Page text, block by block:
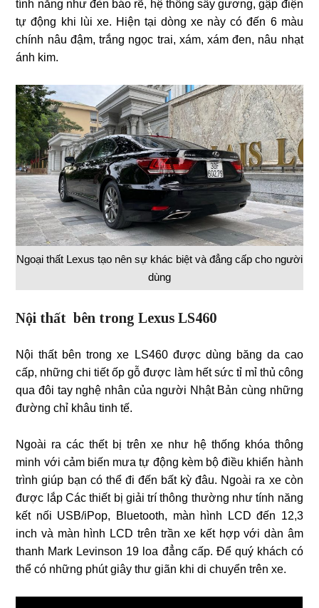
tính năng như đèn báo rẽ, hệ thống sấy gương, gập điện
tự động khi lùi xe. Hiện tại dòng xe này có đến 6 màu
chính nâu đậm, trắng ngọc trai, xám, xám đen, nâu nhạt
ánh kim.
Ngoại thất Lexus tạo nên sự khác biệt và đẳng cấp cho người
dùng
Nội thất bên trong Lexus LS460
Nội thất bên trong xe LS460 được dùng băng da cao
cấp, những chi tiết ốp gỗ được làm hết sức tỉ mỉ thủ công
qua đôi tay nghệ nhân của người Nhật Bản cùng những
đường chỉ khâu tinh tế.
Ngoài ra các thết bị trên xe như hệ thống khóa thông
minh với cảm biến mưa tự động kèm bộ điều khiển hành
trình giúp bạn có thể đi đến bất kỳ đâu. Ngoài ra xe còn
được lắp Các thiết bị giải trí thông thường như tính năng
kết nối USB/iPop, Bluetooth, màn hình LCD đến 12,3
inch và màn hình LCD trên trần xe kết hợp với dàn âm
thanh Mark Levinson 19 loa đẳng cấp. Để quý khách có
thể có những phút giây thư giãn khi di chuyển trên xe.